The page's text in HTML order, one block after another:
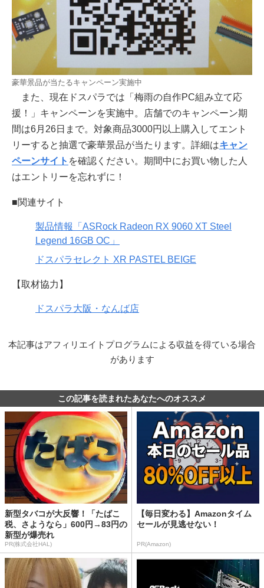
豪華景品が当たるキャンペーン実施中
また、現在ドスパラでは「梅雨の自作PC組み立て応
援！」キャンペーンを実施中。店舗でのキャンペーン期
間は6月26日まで。対象商品3000円以上購入してエント
リーすると抽選で豪華景品が当たります。詳細はキャン
ペーンサイト を確認ください。期間中にお買い物した人
はエントリーを忘れずに！
■関連サイト
製品情報「ASRock Radeon RX 9060 XT Steel
Legend 16GB OC」
ドスパラセレクト XR PASTEL BEIGE
【取材協力】
ドスパラ大阪・なんば店
本記事はアフィリエイトプログラムによる収益を得ている場合
があります
この記事を読まれたあなたへのオススメ
新型タバコが大反響！「たばこ
税、さようなら」600円→83円の
新型が爆売れ
PR(株式会社HAL)
【毎日変わる】Amazonタイム
セールが見逃せない！
PR(Amazon)